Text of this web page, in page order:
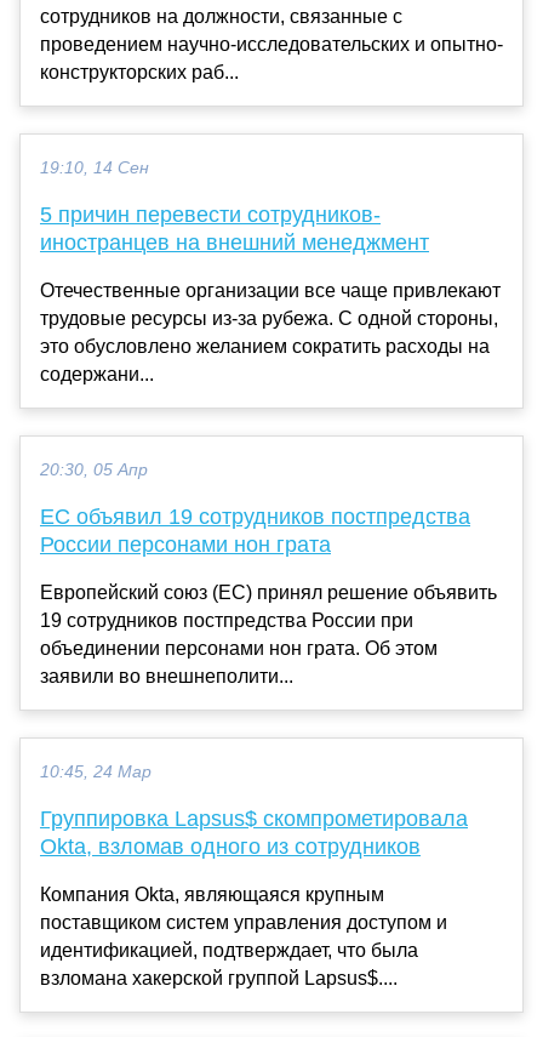
сотрудников на должности, связанные с
проведением научно-исследовательских и опытно-
конструкторских раб...
19:10, 14 Сен
5 причин перевести сотрудников-
иностранцев на внешний менеджмент
Отечественные организации все чаще привлекают
трудовые ресурсы из-за рубежа. С одной стороны,
это обусловлено желанием сократить расходы на
содержани...
20:30, 05 Апр
ЕС объявил 19 сотрудников постпредства
России персонами нон грата
Европейский союз (ЕС) принял решение объявить
19 сотрудников постпредства России при
объединении персонами нон грата. Об этом
заявили во внешнеполити...
10:45, 24 Мар
Группировка Lapsus$ скомпрометировала
Okta, взломав одного из сотрудников
Компания Okta, являющаяся крупным
поставщиком систем управления доступом и
идентификацией, подтверждает, что была
взломана хакерской группой Lapsus$....